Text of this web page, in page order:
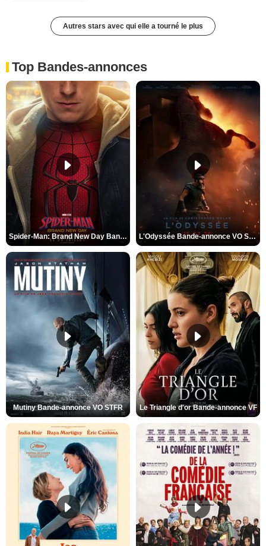
Autres stars avec qui elle a tourné le plus
Top Bandes-annonces
Spider-Man: Brand New Day Bande-annonce VO STFR L'Odyssée Bande-annonce VO STFR
Mutiny Bande-annonce VO STFR Le Triangle d'or Bande-annonce VF